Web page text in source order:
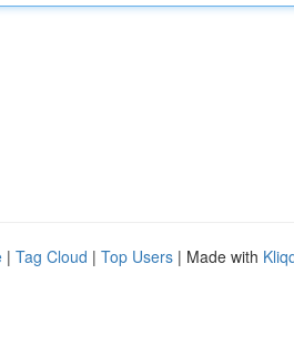
| Tag Cloud | Top Users | Made with